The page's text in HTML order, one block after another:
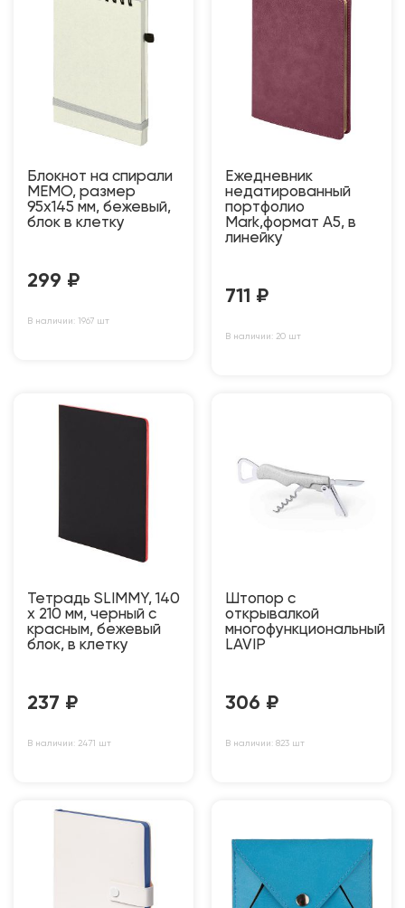
Блокнот на спирали
MEMO, размер
95х145 мм, бежевый,
блок в клетку
299 ₽
В наличии: 1967 шт
Ежедневник
недатированный
портфолио
Mark,формат А5, в
линейку
711 ₽
В наличии: 20 шт
Тетрадь SLIMMY, 140
х 210 мм, черный с
красным, бежевый
блок, в клетку
237 ₽
В наличии: 2471 шт
Штопор с
открывалкой
многофункциональный
LAVIP
306 ₽
В наличии: 823 шт